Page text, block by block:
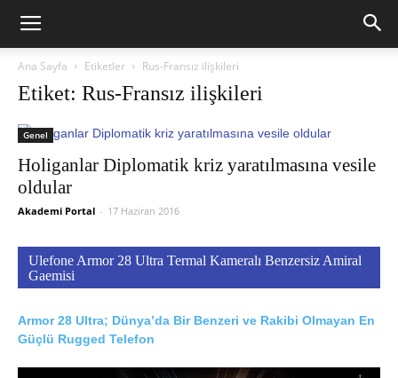
Ana Sayfa Etiketler Rus-Fransız ilişkileri
Etiket: Rus-Fransız ilişkileri
Genel
Holiganlar Diplomatik kriz yaratılmasına vesile
oldular
Akademi Portal - 17 Haziran 2016
Ulefone Armor 28 Ultra Termal Kameralı Benzersiz Amiral
Gaemisi
Armor 28 Ultra; Dünya’da Bir Benzeri ve Rakibi Olmayan En
Güçlü Rugged Telefon